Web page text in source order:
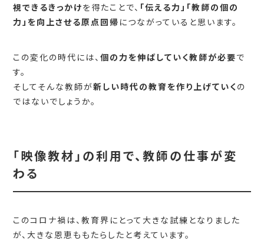
視できるきっかけを得たことで、 「伝える力」「教師の個の
力」を向上させる原点回帰 につながっていると思います。
この変化の時代には、個の力を伸ばしていく教師が必要で
す。
そしてそんな教師が新しい時代の教育を作り上げていく の
ではないでしょうか。
「映像教材」の利用で、教師の仕事が変
わる
このコロナ禍は、教育界にとって大きな試練となりました
が、大きな恩恵ももたらしたと考えています。